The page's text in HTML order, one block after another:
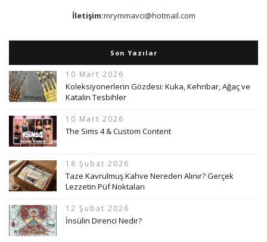
İletişim:mrymmavci@hotmail.com
Son Yazılar
10 Mart 2026
Koleksiyonerlerin Gözdesi: Kuka, Kehribar, Ağaç ve
Katalin Tesbihler
10 Mart 2026
The Sims 4 & Custom Content
18 Şubat 2026
Taze Kavrulmuş Kahve Nereden Alınır? Gerçek
Lezzetin Püf Noktaları
12 Şubat 2026
İnsülin Direnci Nedir?